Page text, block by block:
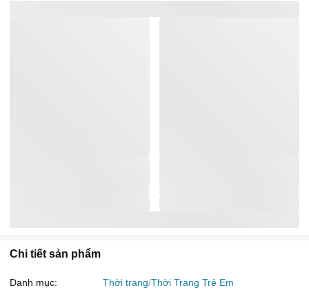
Chi tiết sản phẩm
Danh mục: Thời trang Thời Trang Trẻ Em